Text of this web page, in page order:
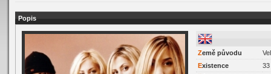
Popis
Země původu
Existence
33